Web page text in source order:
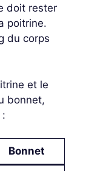
doit rester
poitrine.
du corps
et le
bonnet,
Bonnet